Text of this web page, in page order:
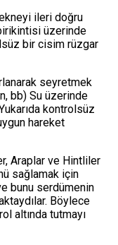
ileri doğru
üzerinde
bir cisim rüzgar
seyretmek
bb) Su üzerinde
kontrolsüz
hareket
Araplar ve Hintliler
sağlamak için
bunu serdümenin
Böylece
altında tutmayı